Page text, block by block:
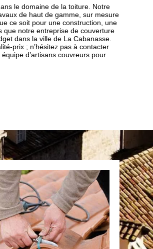
le domaine de la toiture. Notre
de haut de gamme, sur mesure
ce soit pour une construction, une
que notre entreprise de couverture
dans la ville de La Cabanasse.
prix ; n’hésitez pas à contacter
d’artisans couvreurs pour